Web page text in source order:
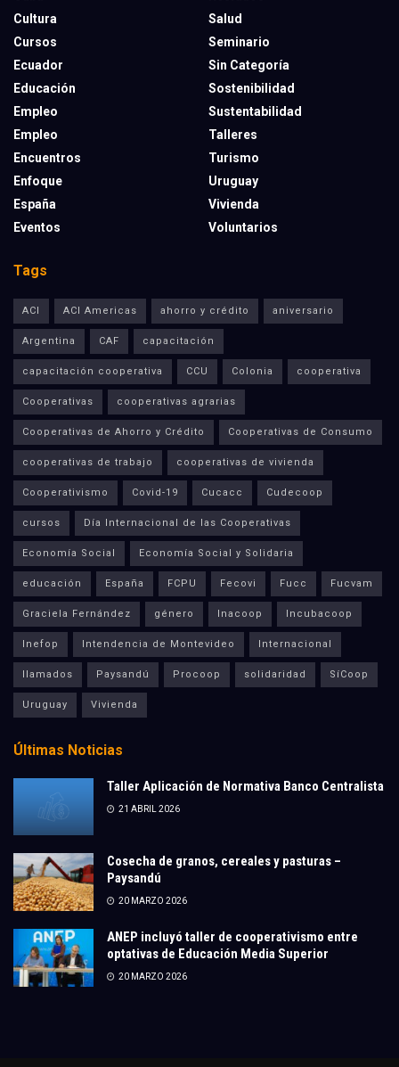
Cultura
Cursos
Ecuador
Educación
Empleo
Empleo
Encuentros
Enfoque
España
Eventos
Salud
Seminario
Sin Categoría
Sostenibilidad
Sustentabilidad
Talleres
Turismo
Uruguay
Vivienda
Voluntarios
Tags
ACI ACI Americas ahorro y crédito aniversario
Argentina CAF capacitación
capacitación cooperativa CCU Colonia cooperativa
Cooperativas cooperativas agrarias
Cooperativas de Ahorro y Crédito Cooperativas de Consumo
cooperativas de trabajo cooperativas de vivienda
Cooperativismo Covid-19 Cucacc Cudecoop
cursos Día Internacional de las Cooperativas
Economía Social Economía Social y Solidaria
educación España FCPU Fecovi Fucc Fucvam
Graciela Fernández género Inacoop Incubacoop
Inefop Intendencia de Montevideo Internacional
llamados Paysandú Procoop solidaridad SíCoop
Uruguay Vivienda
Últimas Noticias
Taller Aplicación de Normativa Banco Centralista
21 ABRIL 2026
Cosecha de granos, cereales y pasturas –
Paysandú
20 MARZO 2026
ANEP incluyó taller de cooperativismo entre
optativas de Educación Media Superior
20 MARZO 2026